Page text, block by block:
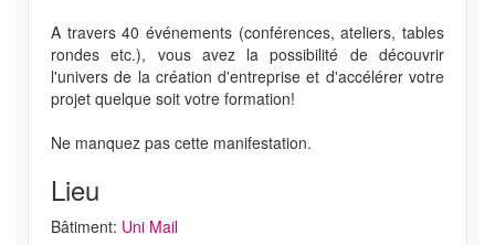
A travers 40 événements (conférences, ateliers, tables
rondes etc.), vous avez la possibilité de découvrir
l'univers de la création d'entreprise et d'accélérer votre
projet quelque soit votre formation!
Ne manquez pas cette manifestation.
Lieu
Bâtiment: Uni Mail